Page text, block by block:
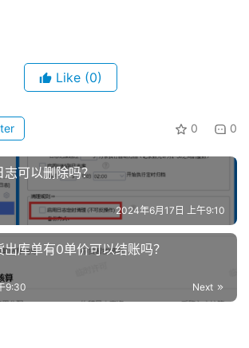
Like (0)
0 0
志可以删除吗？
2024年6月17日 上午9:10
库单有0单价可以结账吗？
Next
9:30